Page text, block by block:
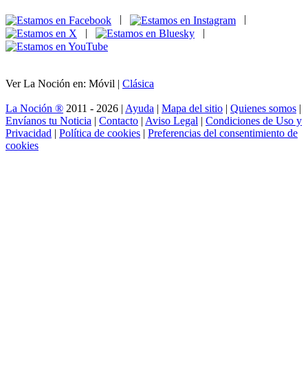
|
|
Ver La Noción en: Móvil | Clásica
La Noción ® 2011 - 2026 | Ayuda | Mapa del sitio | Quienes somos |
Envíanos tu Noticia | Contacto | Aviso Legal | Condiciones de Uso y
Privacidad | Política de cookies | Preferencias del consentimiento de
cookies